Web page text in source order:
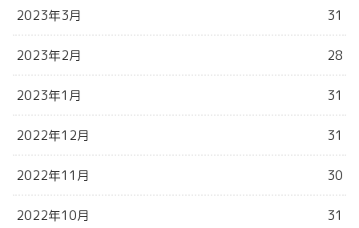
2023年3月 31
2023年2月 28
2023年1月 31
2022年12月 31
2022年11月 30
2022年10月 31